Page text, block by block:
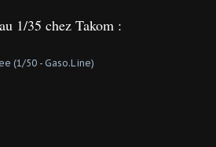
1/35 chez Takom :